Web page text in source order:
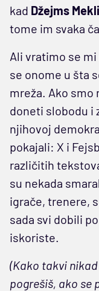
kad Džejms
tome im svaka
Ali vratimo se
se onome u šta
mreža. Ako smo
doneti slobodu i
njihovoj
pokajali: X i
različitih
su nekada
igrače, trenere,
sada svi dobili
iskoriste.
(Kako takvi
pogrešiš, ako se